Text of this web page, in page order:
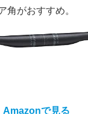
角がおすすめ。
Amazonで見る